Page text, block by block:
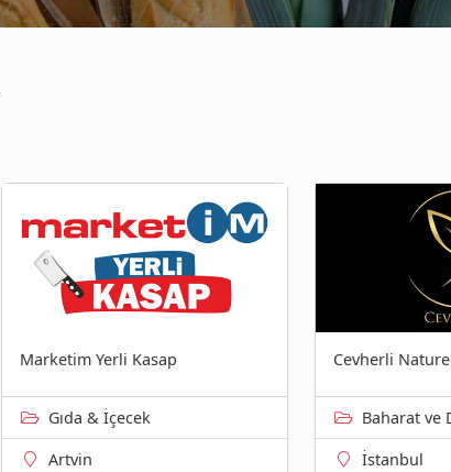
Marketim Yerli Kasap
Gıda & İçecek
Artvin
Cevherli
Baharat ve
İstanbul